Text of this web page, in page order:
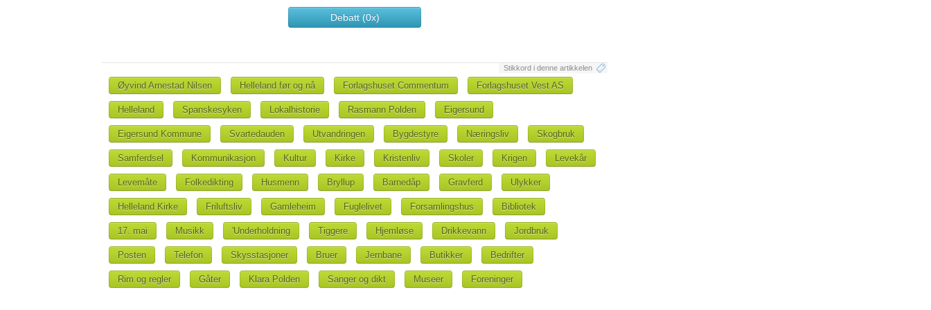
Debatt (0x)
Stikkord i denne artikkelen
Øyvind Arnestad Nilsen Helleland før og nå Forlagshuset Commentum Forlagshuset Vest AS
Helleland Spanskesyken Lokalhistorie Rasmann Polden Eigersund
Eigersund Kommune Svartedauden Utvandringen Bygdestyre Næringsliv Skogbruk
Samferdsel Kommunikasjon Kultur Kirke Kristenliv Skoler Krigen Levekår
Levemåte Folkedikting Husmenn Bryllup Barnedåp Gravferd Ulykker
Helleland Kirke Friluftsliv Gamleheim Fuglelivet Forsamlingshus Bibliotek
17. mai Musikk 'Underholdning Tiggere Hjemløse Drikkevann Jordbruk
Posten Telefon Skysstasjoner Bruer Jernbane Butikker Bedrifter
Rim og regler Gåter Klara Polden Sanger og dikt Museer Foreninger